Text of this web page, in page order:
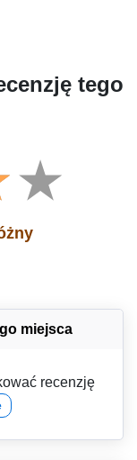
tego
miejsca
recenzję